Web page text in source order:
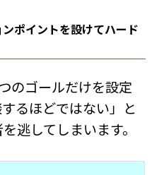
ポイントを設けてハード
のゴールだけを設定
るほどではない」と
逃してしまいます。